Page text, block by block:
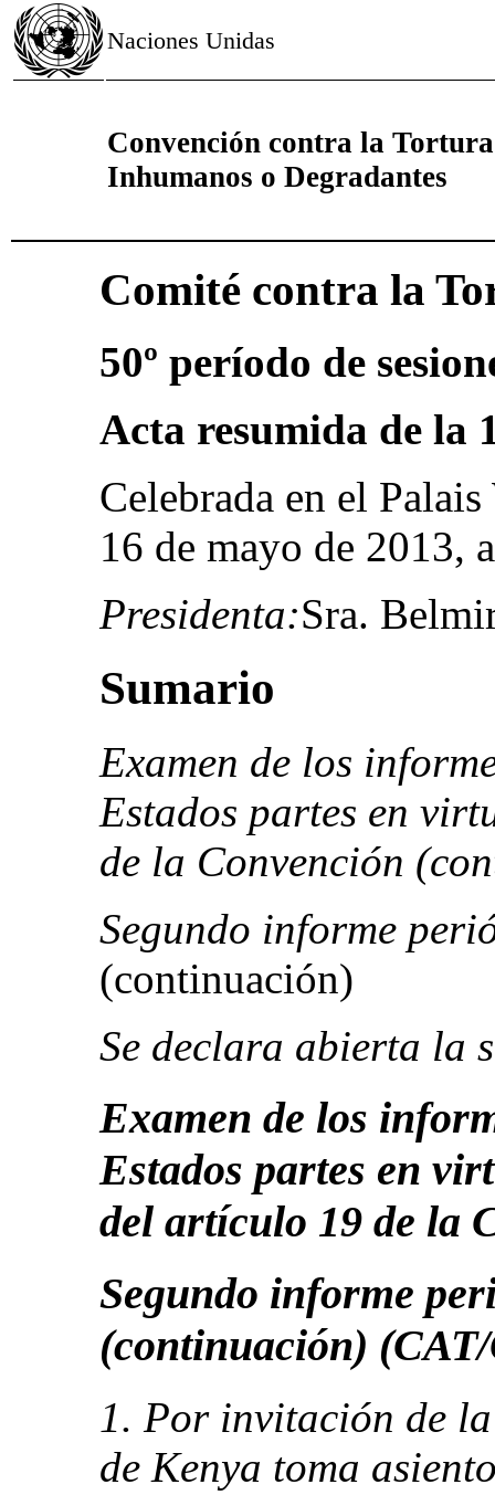
Naciones Unidas
Convención contra la
Inhumanos o Degradantes
Comité contra la
50º período de
Acta resumida de la
Celebrada en el
16 de mayo de 2013,
Presidenta:Sra.
Sumario
Examen de los
Estados partes en
de la Convención
Segundo informe
(continuación)
Se declara abierta la
Examen de los
Estados partes en
del artículo 19 de la
Segundo informe
(continuación)
1. Por invitación de
de Kenya toma